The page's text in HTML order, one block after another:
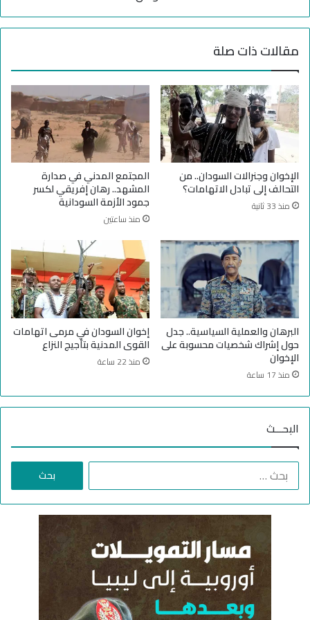
ح
ا
ف
ي
ا
ل
س
و
د
ا
ن
ه
ط
ا
ن
م
ن
ل
ل
ا
ج
ي
ا
ف
ا
رّ
ي
ن
م
ا
ح
ر
ب
ي
ا
مقالات ذات صلة
الإخوان وجنرالات السودان.. من
التحالف إلى تبادل الاتهامات؟
منذ 33 ثانية
المجتمع المدني في صدارة
المشهد.. رهان إفريقي لكسر
جمود الأزمة السودانية
منذ ساعتين
البرهان والعملية السياسية.. جدل
حول إشراك شخصيات محسوبة على
الإخوان
منذ 17 ساعة
إخوان السودان في مرمى اتهامات
القوى المدنية بتأجيج النزاع
منذ 22 ساعة
البحـــث
ا
ح